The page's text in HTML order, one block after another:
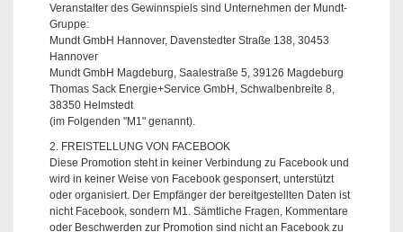
Veranstalter des Gewinnspiels sind Unternehmen der Mundt-
Gruppe:
Mundt GmbH Hannover, Davenstedter Straße 138, 30453
Hannover
Mundt GmbH Magdeburg, Saalestraße 5, 39126 Magdeburg
Thomas Sack Energie+Service GmbH, Schwalbenbreite 8,
38350 Helmstedt
(im Folgenden "M1" genannt).
2. FREISTELLUNG VON FACEBOOK
Diese Promotion steht in keiner Verbindung zu Facebook und
wird in keiner Weise von Facebook gesponsert, unterstützt
oder organisiert. Der Empfänger der bereitgestellten Daten ist
nicht Facebook, sondern M1. Sämtliche Fragen, Kommentare
oder Beschwerden zur Promotion sind nicht an Facebook zu